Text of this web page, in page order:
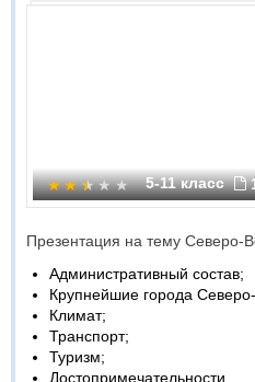
5-11 класс
Презентация на тему Северо-
Административный состав;
Крупнейшие города
Климат;
Транспорт;
Туризм;
Достопримечательности.